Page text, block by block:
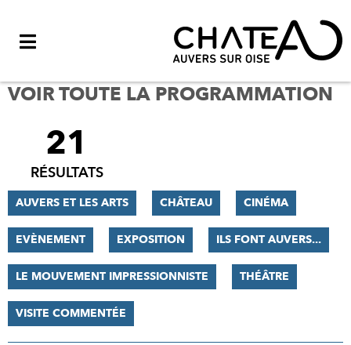
VOIR TOUTE LA PROGRAMMATION
FILTRER
RÉSULTATS
21
RÉSULTATS
AUVERS ET LES ARTS CHÂTEAU CINÉMA
EVÈNEMENT EXPOSITION ILS FONT AUVERS...
LE MOUVEMENT IMPRESSIONNISTE THÉÂTRE
VISITE COMMENTÉE